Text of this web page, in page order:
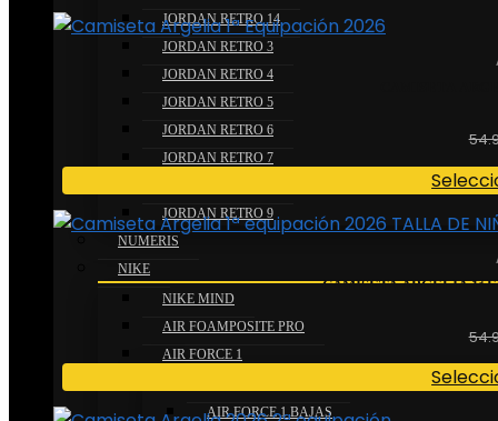
JORDAN RETRO 14
JORDAN RETRO 3
JORDAN RETRO 4
JORDAN RETRO 5
JORDAN RETRO 6
JORDAN RETRO 7
JORDAN RETRO 9
NUMERIS
NIKE
NIKE MIND
AIR FOAMPOSITE PRO
AIR FORCE 1
AIR FORCE 1 BAJAS
CAMISETA ARGELIA 1ª